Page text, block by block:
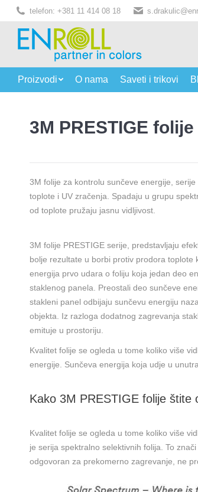
telefon: +381 11 414 08 18
Proizvodi O nama Saveti i trikovi
3M PRESTIGE
3M folije za kontrolu sunčeve energije,
toplote i UV zračenja. Spadaju u grupu
od toplote pružaju jasnu vidljivost.
3M folije PRESTIGE serije, predstavljaju
bolje rezultate u borbi protiv prodora
energija prvo udara o foliju koja jedan deo
staklenog panela. Preostali deo sunčeve
stakleni panel odbijaju sunčevu energiju
objekta. Iz razloga dodatnog zagrevanja
emituje u prostoriju.
Kvalitet folije se ogleda u tome koliko više
energije. Sunčeva energija koja udje u
Kako 3M PRESTIGE folije
Kvalitet folije se ogleda u tome koliko više
je serija spektralno selektivnih folija. To
odgovoran za prekomerno zagrevanje, ne